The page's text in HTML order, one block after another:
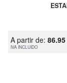
A partir de:
IVA INCLUIDO